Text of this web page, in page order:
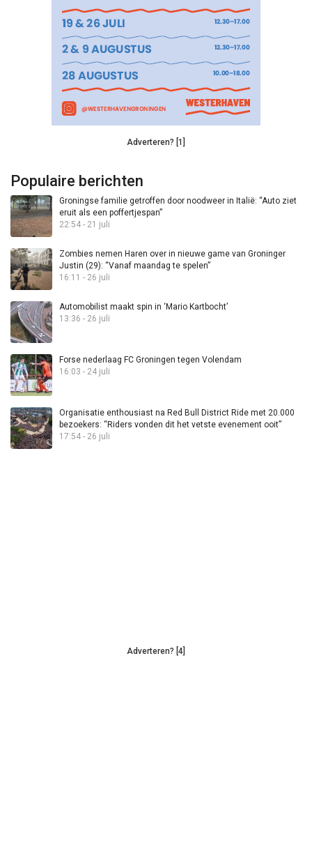
Adverteren? [1]
Populaire berichten
Groningse familie getroffen door noodweer in Italië: “Auto ziet
eruit als een poffertjespan”
22:54 - 21 juli
Zombies nemen Haren over in nieuwe game van Groninger
Justin (29): “Vanaf maandag te spelen”
16:11 - 26 juli
Automobilist maakt spin in ‘Mario Kartbocht’
13:36 - 26 juli
Forse nederlaag FC Groningen tegen Volendam
16:03 - 24 juli
Organisatie enthousiast na Red Bull District Ride met 20.000
bezoekers: “Riders vonden dit het vetste evenement ooit”
17:54 - 26 juli
Adverteren? [4]